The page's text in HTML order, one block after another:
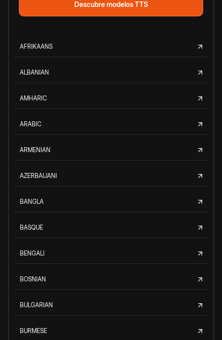
Descubre modelos TTS
AFRIKAANS
ALBANIAN
AMHARIC
ARABIC
ARMENIAN
AZERBAIJANI
BANGLA
BASQUE
BENGALI
BOSNIAN
BULGARIAN
BURMESE